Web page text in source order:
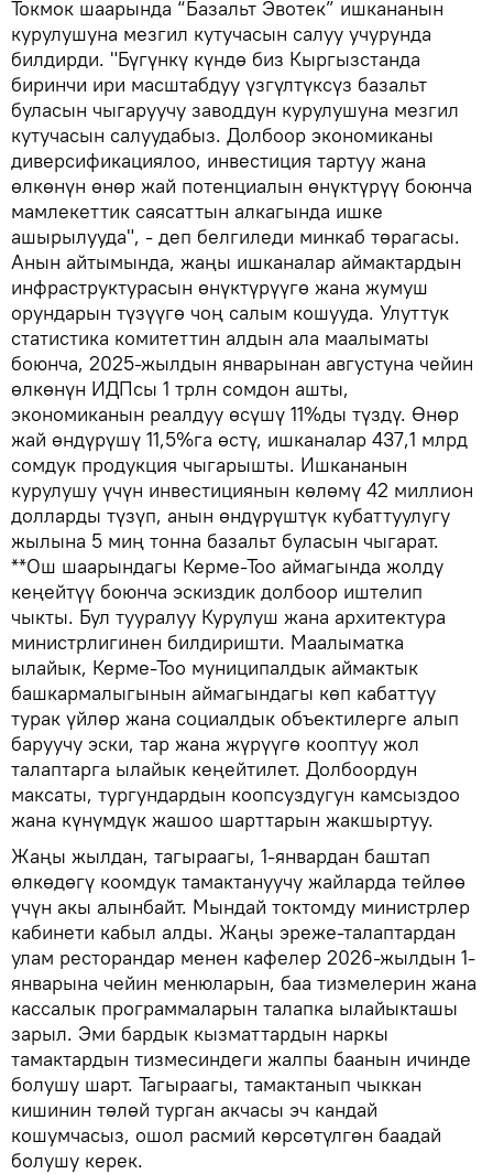
Токмок шаарында “Базальт Эвотек” ишкананын
курулушуна мезгил кутучасын салуу учурунда
билдирди. "Бүгүнкү күндө биз Кыргызстанда
биринчи ири масштабдуу үзгүлтүксүз базальт
буласын чыгаруучу заводдун курулушуна мезгил
кутучасын салуудабыз. Долбоор экономиканы
диверсификациялоо, инвестиция тартуу жана
өлкөнүн өнөр жай потенциалын өнүктүрүү боюнча
мамлекеттик саясаттын алкагында ишке
ашырылууда", - деп белгиледи минкаб төрагасы.
Анын айтымында, жаңы ишканалар аймактардын
инфраструктурасын өнүктүрүүгө жана жумуш
орундарын түзүүгө чоң салым кошууда. Улуттук
статистика комитеттин алдын ала маалыматы
боюнча, 2025-жылдын январынан августуна чейин
өлкөнүн ИДПсы 1 трлн сомдон ашты,
экономиканын реалдуу өсүшү 11%ды түздү. Өнөр
жай өндүрүшү 11,5%га өстү, ишканалар 437,1 млрд
сомдук продукция чыгарышты. Ишкананын
курулушу үчүн инвестициянын көлөмү 42 миллион
долларды түзүп, анын өндүрүштүк кубаттуулугу
жылына 5 миң тонна базальт буласын чыгарат.
**Ош шаарындагы Керме-Тоо аймагында жолду
кеңейтүү боюнча эскиздик долбоор иштелип
чыкты. Бул тууралуу Курулуш жана архитектура
министрлигинен билдиришти. Маалыматка
ылайык, Керме-Тоо муниципалдык аймактык
башкармалыгынын аймагындагы көп кабаттуу
турак үйлөр жана социалдык объектилерге алып
баруучу эски, тар жана жүрүүгө кооптуу жол
талаптарга ылайык кеңейтилет. Долбоордун
максаты, тургундардын коопсуздугун камсыздоо
жана күнүмдүк жашоо шарттарын жакшыртуу.
Жаңы жылдан, тагыраагы, 1-январдан баштап
өлкөдөгү коомдук тамактануучу жайларда тейлөө
үчүн акы алынбайт. Мындай токтомду министрлер
кабинети кабыл алды. Жаңы эреже-талаптардан
улам ресторандар менен кафелер 2026-жылдын 1-
январына чейин менюларын, баа тизмелерин жана
кассалык программаларын талапка ылайыкташы
зарыл. Эми бардык кызматтардын наркы
тамактардын тизмесиндеги жалпы баанын ичинде
болушу шарт. Тагыраагы, тамактанып чыккан
кишинин төлөй турган акчасы эч кандай
кошумчасыз, ошол расмий көрсөтүлгөн баадай
болушу керек.